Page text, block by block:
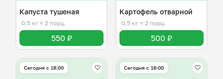
Капуста тушеная
0,5 кг ≈ 2 порц.
550 ₽
Картофель отварной
0,5 кг ≈ 2 порц.
500 ₽
Сегодня с 18:00 Сегодня с 18:00